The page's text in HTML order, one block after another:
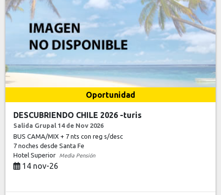
Oportunidad
DESCUBRIENDO CHILE 2026 -turis
Salida Grupal 14 de Nov 2026
BUS CAMA/MIX + 7 nts con reg s/desc
7 nochesdesde Santa Fe
Hotel Superior
Media Pensión
14 nov-26